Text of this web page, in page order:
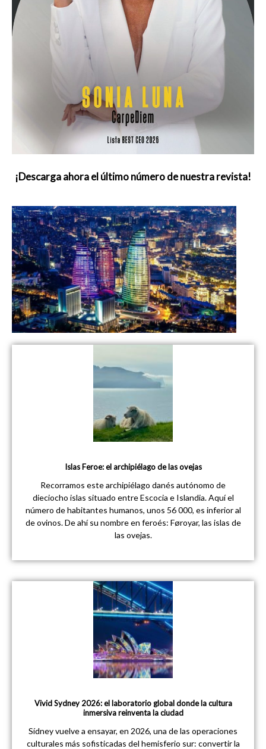
¡Descarga ahora el último número de nuestra revista!
Islas Feroe: el archipiélago de las ovejas
Recorramos este archipiélago danés autónomo de
dieciocho islas situado entre Escocia e Islandia. Aquí el
número de habitantes humanos, unos 56 000, es inferior al
de ovinos. De ahí su nombre en feroés: Føroyar, las islas de
las ovejas.
Vivid Sydney 2026: el laboratorio global donde la cultura
inmersiva reinventa la ciudad
Sídney vuelve a ensayar, en 2026, una de las operaciones
culturales más sofisticadas del hemisferio sur: convertir la